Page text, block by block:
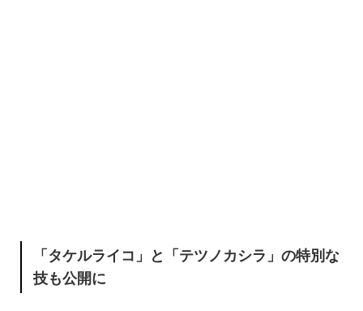
「タケルライコ」と「テツノカシラ」の特別な
技も公開に